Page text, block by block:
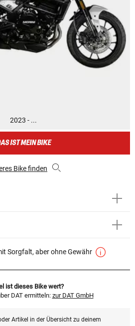
2023 - ...
IST MEIN BIKE
Bike finden
Sorgfalt, aber ohne Gewähr
ist dieses Bike wert?
DAT ermitteln: zur DAT GmbH
Artikel in der Übersicht zu deinem